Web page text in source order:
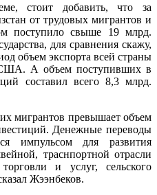
стоит добавить, что за
от трудовых мигрантов и
поступило свыше 19 млрд.
для сравнения скажу,
объем экспорта всей страны
США. А объем поступивших в
составил всего 8,3 млрд.
мигрантов превышает объем
Денежные переводы
импульсом для развития
траснпортной отрасли
и услуг, сельского
Жээнбеков.